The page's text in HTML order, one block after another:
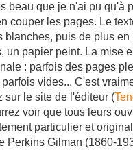
beau que je n'ai pu qu'à
couper les pages. Le
blanches, puis de plus en
un papier peint. La mise
: parfois des pages
vides... C'est
sur le site de l'éditeur (
voir que tous leurs
particulier et
Perkins Gilman (1860-